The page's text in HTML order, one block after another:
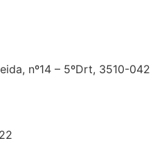
nº14 – 5ºDrt, 3510-042